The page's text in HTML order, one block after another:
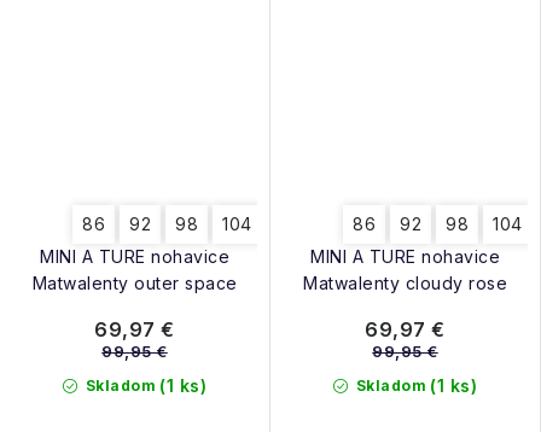
MINI A TURE nohavice
Matwalenty outer space
86 92 98 104
Skladom (1 ks)
69,97 €
99,95 €
MINI A TURE nohavice
Matwalenty cloudy rose
86 92 98 104
Skladom (1 ks)
69,97 €
99,95 €